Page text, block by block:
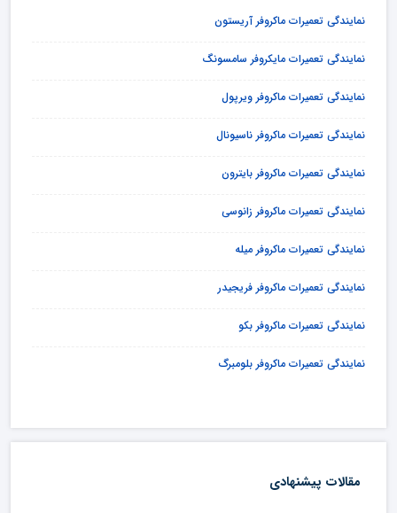
نمایندگی تعمیرات ماکروفر آریستون
نمایندگی تعمیرات مایکروفر سامسونگ
نمایندگی تعمیرات ماکروفر ویرپول
نمایندگی تعمیرات ماکروفر ناسیونال
نمایندگی تعمیرات ماکروفر بایترون
نمایندگی تعمیرات ماکروفر زانوسی
نمایندگی تعمیرات ماکروفر میله
نمایندگی تعمیرات ماکروفر فریجیدر
نمایندگی تعمیرات ماکروفر بکو
نمایندگی تعمیرات ماکروفر بلومبرگ
مقالات پیشنهادی